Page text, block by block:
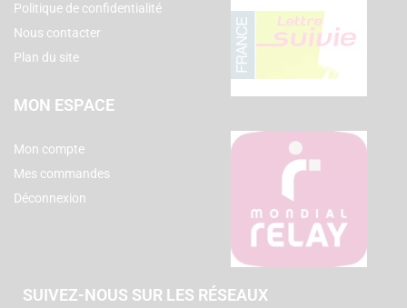
Politique de confidentialité
Nous contacter
Plan du site
MON ESPACE
Mon compte
Mes commandes
Déconnexion
SUIVEZ-NOUS SUR LES RÉSEAUX